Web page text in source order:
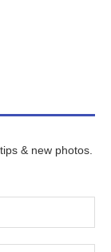
& new photos.